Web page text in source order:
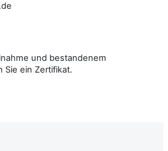
und bestandenem
Sie ein Zertifikat.